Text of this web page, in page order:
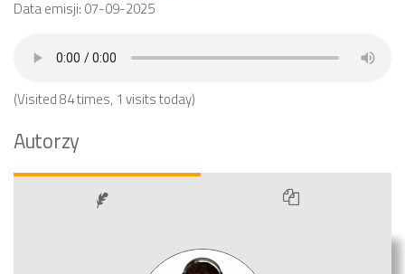
Data emisji: 07-09-2025
(Visited 84 times, 1 visits today)
Autorzy